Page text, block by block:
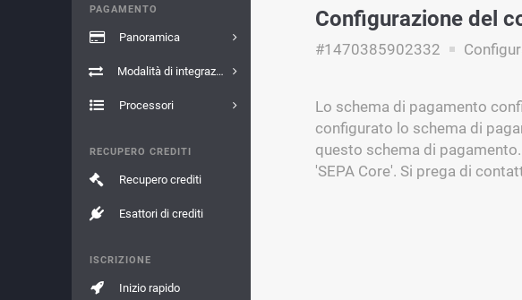
PAGAMENTO
Panoramica
Modalità di integrazione
Processori
RECUPERO CREDITI
Recupero crediti
Esattori di crediti
ISCRIZIONE
Inizio rapido
Configurazione del
#1470385902332
Lo schema di pagamento
configurato lo schema di
questo schema di
'SEPA Core'. Si prega di